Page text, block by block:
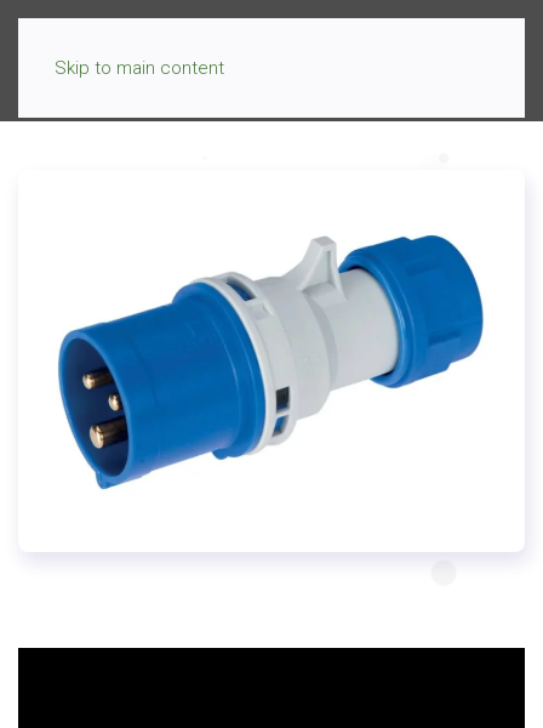
Skip to main content